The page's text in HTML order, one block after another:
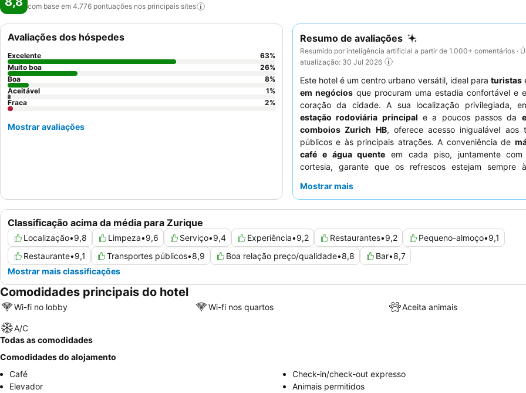
com base em 4.776 pontuações nos principais sites
Resumo de avaliações
Resumido por inteligência artificial a partir de 1.000+ comentários ·
atualização: 30 Jul 2026
Este hotel é um centro urbano versátil, ideal para turistas
em negócios que procuram uma estadia confortável e
coração da cidade. A sua localização privilegiada,
estação rodoviária principal e a poucos passos da
comboios Zurich HB, oferece acesso inigualável aos
públicos e às principais atrações. A conveniência de
café e água quente em cada piso, juntamente
cortesia, garante que os refrescos estejam sempre
simpatia e prestabilidade excecionais, muitas vezes indo
Mostrar mais
Classificação acima da média para Zurique
Localização•9,8 Limpeza•9,6 Serviço•9,4 Experiência•9,2 Restaurantes•9,2 Pequeno-almoço•9,1
Restaurante•9,1 Transportes públicos•8,9 Boa relação preço/qualidade•8,8 Bar•8,7
Mostrar mais classificações
Avaliações dos hóspedes
Excelente 63%
Muito boa
26%
Boa
8%
Aceitável
1%
Fraca
2%
Mostrar avaliações
Comodidades principais do hotel
Wi-fi no lobby Wi-fi nos quartos Aceita animais
A/C
Todas as comodidades
Comodidades do alojamento
Café
Check-in/check-out expresso
Elevador
Animais permitidos